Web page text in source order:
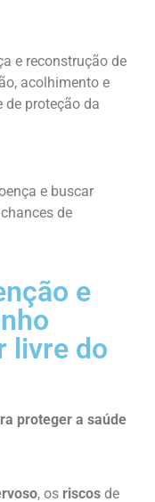
e reconstrução de
acolhimento e
de proteção da
e buscar
de
e
livre do
proteger a saúde
, os riscos de